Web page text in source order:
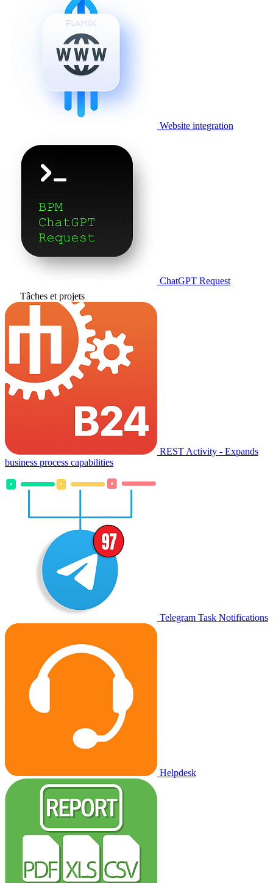
Website integration
ChatGPT Request
Tâches et projets
REST Activity - Expands
business process capabilities
Telegram Task Notifications
Helpdesk